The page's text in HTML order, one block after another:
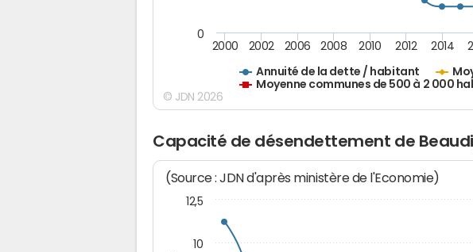
Annuité de la dette / habitant
Moyenne communes de 500 à 2 000
2000 2002 2006 2008 2010 2012 2014
0
© JDN 2026
Capacité de désendettement de
(Source : JDN d'après ministère de l'Economie)
10
12,5